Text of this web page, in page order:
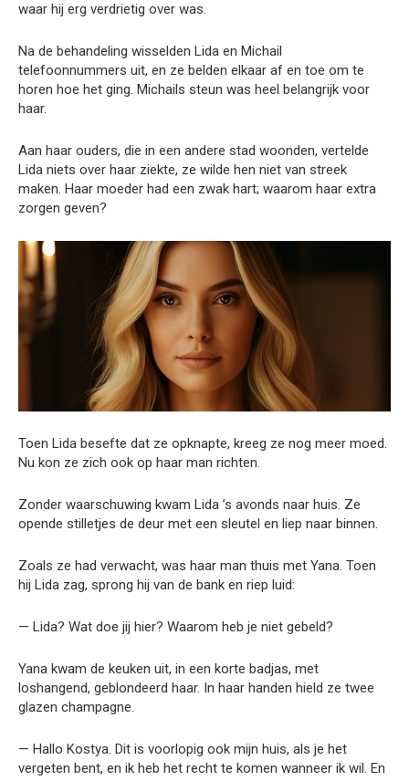
waar hij erg verdrietig over was.
Na de behandeling wisselden Lida en Michail
telefoonnummers uit, en ze belden elkaar af en toe om te
horen hoe het ging. Michails steun was heel belangrijk voor
haar.
Aan haar ouders, die in een andere stad woonden, vertelde
Lida niets over haar ziekte, ze wilde hen niet van streek
maken. Haar moeder had een zwak hart; waarom haar extra
zorgen geven?
Toen Lida besefte dat ze opknapte, kreeg ze nog meer moed.
Nu kon ze zich ook op haar man richten.
Zonder waarschuwing kwam Lida ’s avonds naar huis. Ze
opende stilletjes de deur met een sleutel en liep naar binnen.
Zoals ze had verwacht, was haar man thuis met Yana. Toen
hij Lida zag, sprong hij van de bank en riep luid:
— Lida? Wat doe jij hier? Waarom heb je niet gebeld?
Yana kwam de keuken uit, in een korte badjas, met
loshangend, geblondeerd haar. In haar handen hield ze twee
glazen champagne.
— Hallo Kostya. Dit is voorlopig ook mijn huis, als je het
vergeten bent, en ik heb het recht te komen wanneer ik wil. En